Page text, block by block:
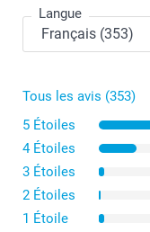
calendrier de
cm de haut. Il
Si vous préférez
calendrier mural
29,7cm de haut.
Pour un grand
mural A3,
Langue
Tous les avis (353)
5 Étoiles
4 Étoiles
3 Étoiles
2 Étoiles
1 Étoile